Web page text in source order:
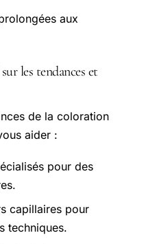
aux
les tendances et
de la coloration
aider :
pour des
capillaires pour
techniques.